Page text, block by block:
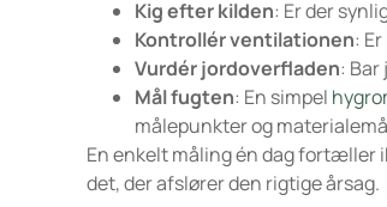
Kig efter kilden: Er der
Kontrollér ventilationen:
Vurdér jordoverfladen:
Mål fugten: En simpel
målepunkter og
En enkelt måling én dag fortæller
det, der afslører den rigtige årsag.